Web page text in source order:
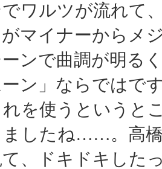
ワルツが流れて
マイナーからメ
ンで曲調が明る
ーン」ならではで
れを使うというと
ましたね……。高
、ドキドキした